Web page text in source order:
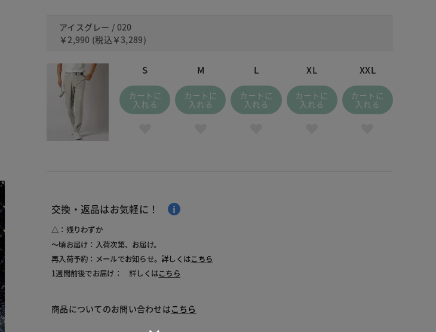
アイスグレー / 020
￥2,990 (税込 ￥3,289)
S
カートに
入れる
M
カートに
入れる
L
カートに
入れる
XL
カートに
入れる
XXL
カートに
入れる
交換・返品はお気軽に！
△：残りわずか
～頃お届け：入荷次第、お届け。
再入荷予約：メールでお知らせ。詳しくはこちら
1週間前後でお届け： 詳しくはこちら
商品についてのお問い合わせはこちら